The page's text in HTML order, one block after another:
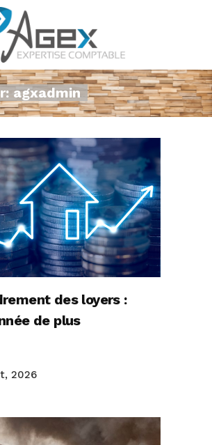
agxadmin
des loyers :
de plus
2026